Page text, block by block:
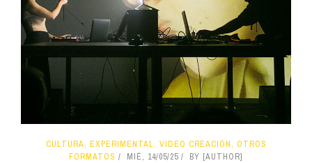
CULTURA, EXPERIMENTAL, VIDEO CREACIÓN, OTROS
FORMATOS
MIÉ, 14/05/25 BY [AUTHOR]